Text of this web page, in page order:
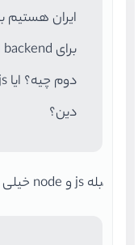
ایران هستیم
دین؟
ٰبله js و node خیلی خوبه